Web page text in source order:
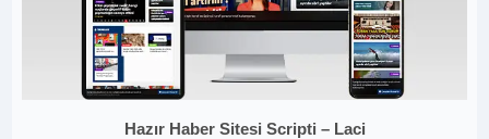
Hazır Haber Sitesi Scripti – Laci